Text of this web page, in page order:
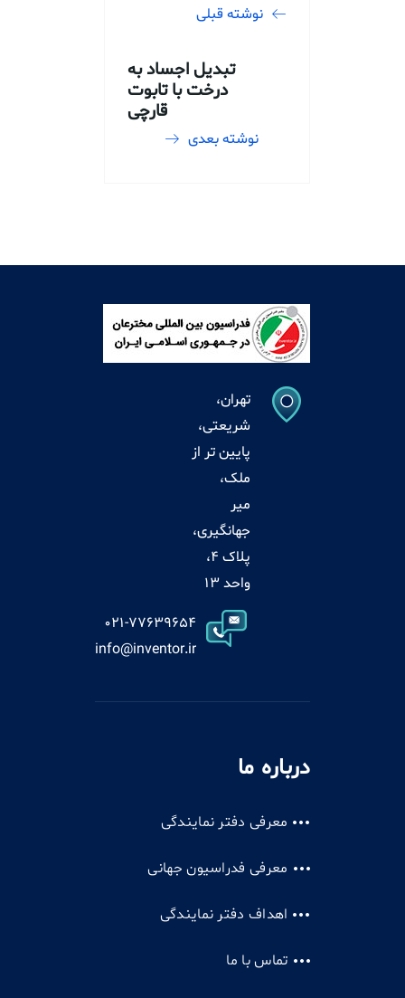
نوشته قبلی
تبدیل اجساد به
درخت با تابوت
قارچی
نوشته بعدی
تهران،
شریعتی،
پایین تر از
ملک،
میر
جهانگیری،
پلاک 4،
واحد 13
021-77639654
info@inventor.ir
درباره ما
معرفی دفتر نمایندگی
معرفی فدراسیون جهانی
اهداف دفتر نمایندگی
تماس با ما